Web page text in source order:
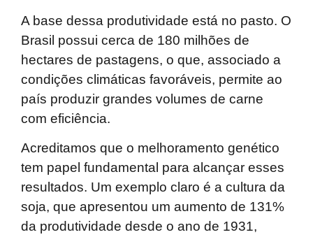
A base dessa produtividade está no pasto. O
Brasil possui cerca de 180 milhões de
hectares de pastagens, o que, associado a
condições climáticas favoráveis, permite ao
país produzir grandes volumes de carne
com eficiência.
Acreditamos que o melhoramento genético
tem papel fundamental para alcançar esses
resultados. Um exemplo claro é a cultura da
soja, que apresentou um aumento de 131%
da produtividade desde o ano de 1931,